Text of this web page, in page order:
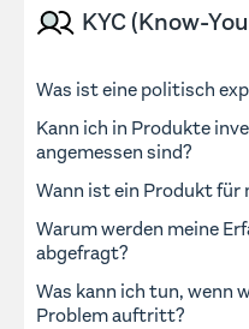
KYC (Know-
Was ist eine politisch
Kann ich in Produkte
angemessen sind?
Wann ist ein Produkt für
Warum werden meine
abgefragt?
Was kann ich tun, wenn
Problem auftritt?